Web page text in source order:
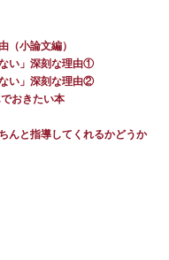
（小論文編）
い」深刻な理由①
い」深刻な理由②
おきたい本
んと指導してくれるかどうか